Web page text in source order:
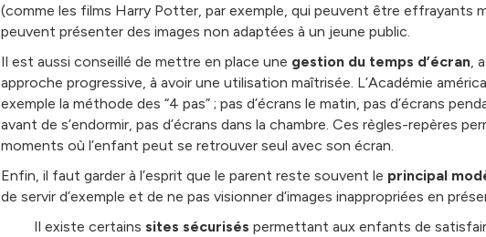
(comme les films Harry Potter, par exemple, qui peuvent être effrayants
peuvent présenter des images non adaptées à un jeune public.
Il est aussi conseillé de mettre en place une gestion du temps d’écran,
approche progressive, à avoir une utilisation maîtrisée. L’Académie
exemple la méthode des “4 pas” ; pas d’écrans le matin, pas d’écrans
avant de s’endormir, pas d’écrans dans la chambre. Ces règles-repères
moments où l’enfant peut se retrouver seul avec son écran.
Enfin, il faut garder à l’esprit que le parent reste souvent le principal
de servir d’exemple et de ne pas visionner d’images inappropriées en
Il existe certains sites sécurisés permettant aux enfants de